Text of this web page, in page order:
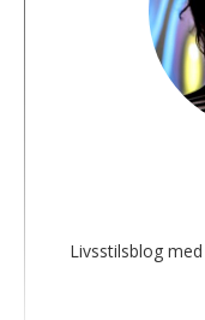
Livsstilsblog